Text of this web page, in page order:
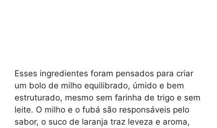
Esses ingredientes foram pensados para criar
um bolo de milho equilibrado, úmido e bem
estruturado, mesmo sem farinha de trigo e sem
leite. O milho e o fubá são responsáveis pelo
sabor, o suco de laranja traz leveza e aroma,